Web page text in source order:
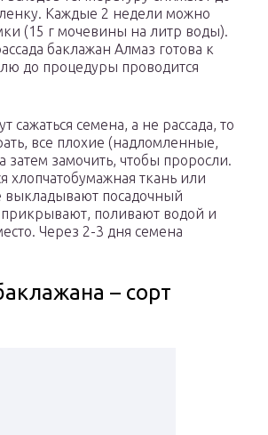
Каждые 2 недели можно
(15 г мочевины на литр воды).
баклажан Алмаз готова к
до процедуры проводится
сажаться семена, а не рассада, то
все плохие (надломленные,
затем замочить, чтобы проросли.
хлопчатобумажная ткань или
выкладывают посадочный
прикрывают, поливают водой и
Через 2-3 дня семена
– сорт